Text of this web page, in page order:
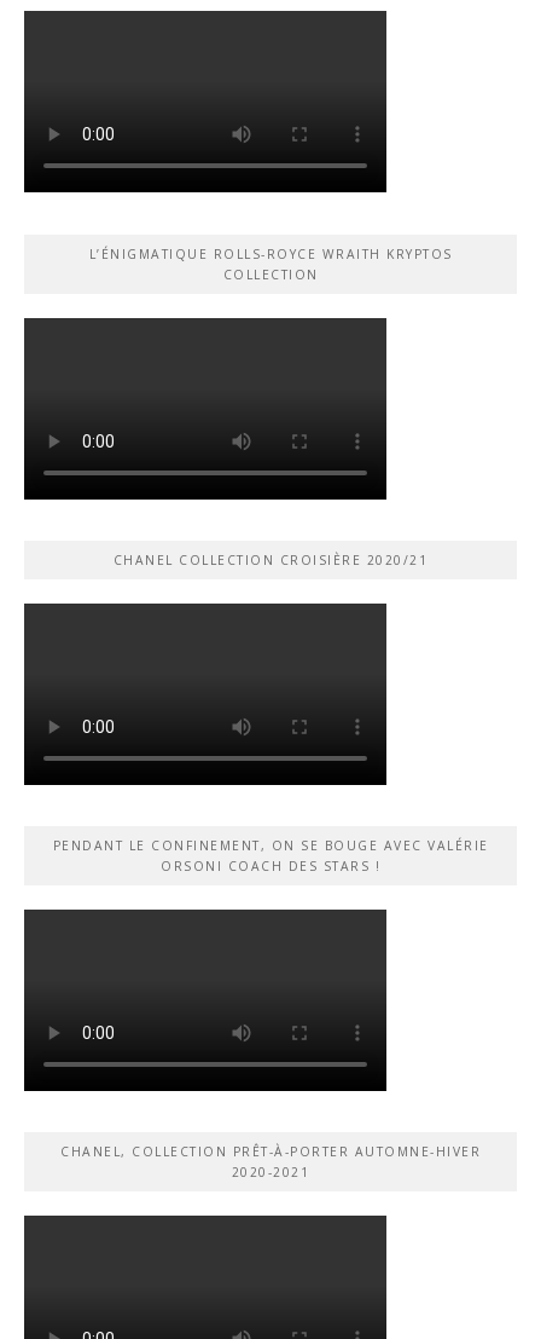
L’ÉNIGMATIQUE ROLLS-ROYCE WRAITH KRYPTOS
COLLECTION
CHANEL COLLECTION CROISIÈRE 2020/21
PENDANT LE CONFINEMENT, ON SE BOUGE AVEC VALÉRIE
ORSONI COACH DES STARS !
CHANEL, COLLECTION PRÊT-À-PORTER AUTOMNE-HIVER
2020-2021